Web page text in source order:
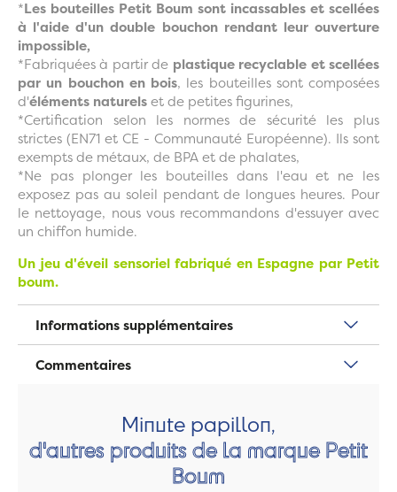
*Les bouteilles Petit Boum sont incassables et scellées
à l'aide d'un double bouchon rendant leur ouverture
impossible,
*Fabriquées à partir de plastique recyclable et scellées
par un bouchon en bois, les bouteilles sont composées
d'éléments naturelset de petites figurines,
*Certification selon les normes de sécurité les plus
strictes (EN71 et CE - Communauté Européenne). Ils sont
exempts de métaux, de BPA et de phalates,
*Ne pas plonger les bouteilles dans l'eau et ne les
exposez pas au soleil pendant de longues heures. Pour
le nettoyage, nous vous recommandons d'essuyer avec
un chiffon humide.
Un jeu d'éveil sensoriel fabriqué en Espagne par Petit
boum.
Informations supplémentaires
Commentaires
Minute papillon,
d'autres produits de la marque Petit
Boum